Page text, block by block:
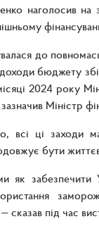
наголосив на
до
доходи бюджету
2024 року
Міністр
всі ці заходи
бути
як
сказав під час